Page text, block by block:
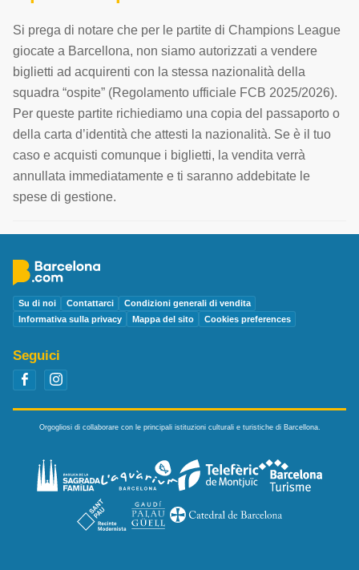
Si prega di notare che per le partite di Champions League
giocate a Barcellona, non siamo autorizzati a vendere
biglietti ad acquirenti con la stessa nazionalità della
squadra “ospite” (Regolamento ufficiale FCB 2025/2026).
Per queste partite richiediamo una copia del passaporto o
della carta d’identità che attesti la nazionalità. Se è il tuo
caso e acquisti comunque i biglietti, la vendita verrà
annullata immediatamente e ti saranno addebitate le
spese di gestione.
Su di noi Contattarci
Condizioni generali di vendita
Informativa sulla privacy
Mappa del sito Cookies preferences
Seguici
Orgogliosi di collaborare con le principali istituzioni culturali e turistiche di Barcellona.